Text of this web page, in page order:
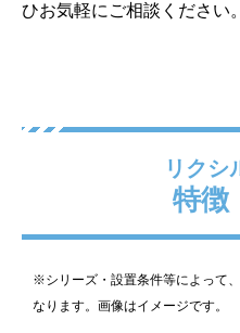
スタンダードプロペラファ
ラック
ひお気軽にご相談ください。
リクシ
特徴
※シリーズ・設置条件等によって
なります。画像はイメージです。